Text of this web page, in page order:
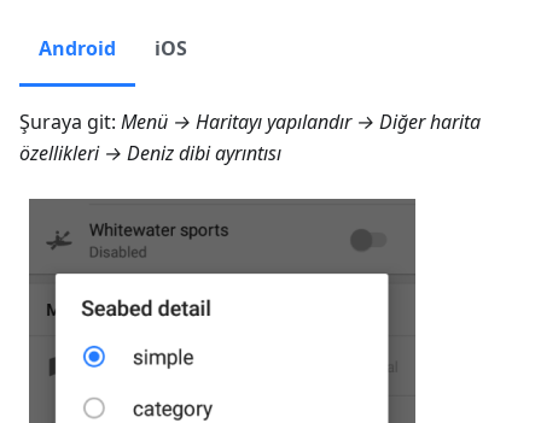
Android iOS
Şuraya git: Menü → Haritayı yapılandır → Diğer harita
özellikleri → Deniz dibi ayrıntısı